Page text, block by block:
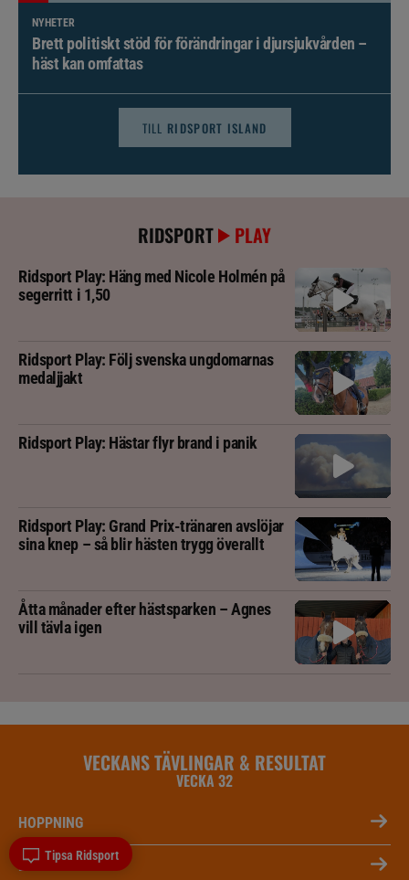
NYHETER
Brett politiskt stöd för förändringar i djursjukvården –
häst kan omfattas
TILL RIDSPORT ISLAND
RIDSPORT PLAY
Ridsport Play: Häng med Nicole Holmén på
segerritt i 1,50
Ridsport Play: Följ svenska ungdomarnas
medaljjakt
Ridsport Play: Hästar flyr brand i panik
Ridsport Play: Grand Prix-tränaren avslöjar
sina knep – så blir hästen trygg överallt
Åtta månader efter hästsparken – Agnes
vill tävla igen
VECKANS TÄVLINGAR & RESULTAT
VECKA 32
HOPPNING
DRESSYR
Tipsa Ridsport